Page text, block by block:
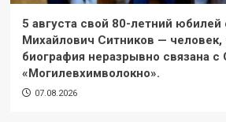
5 августа свой 80-летний юбилей
Михайлович Ситников — человек,
биография неразрывно связана
«Могилевхимволокно».
07.08.2026